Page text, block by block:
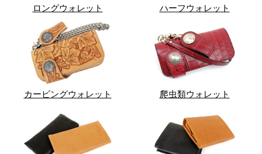
ロングウォレット ハーフウォレット
カービングウォレット 爬虫類ウォレット